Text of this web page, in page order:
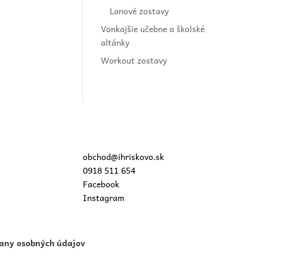
Lanové zostavy
Vonkajšie učebne a školské
altánky
Workout zostavy
obchod@ihriskovo.sk
0918 511 654
Facebook
Instagram
osobných údajov